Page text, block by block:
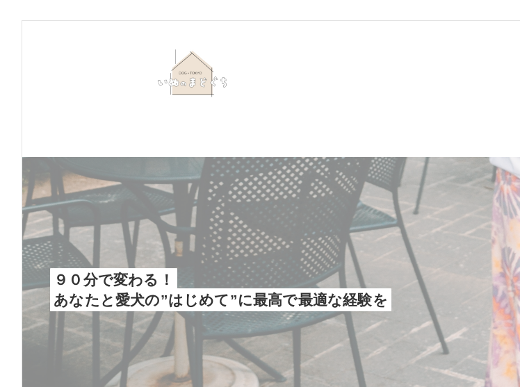
９０分で変わる！
あなたと愛犬の”はじめて”に最高で最適な経験を